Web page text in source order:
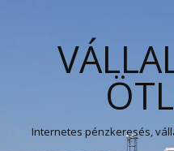
Internetes pénzkeresés,